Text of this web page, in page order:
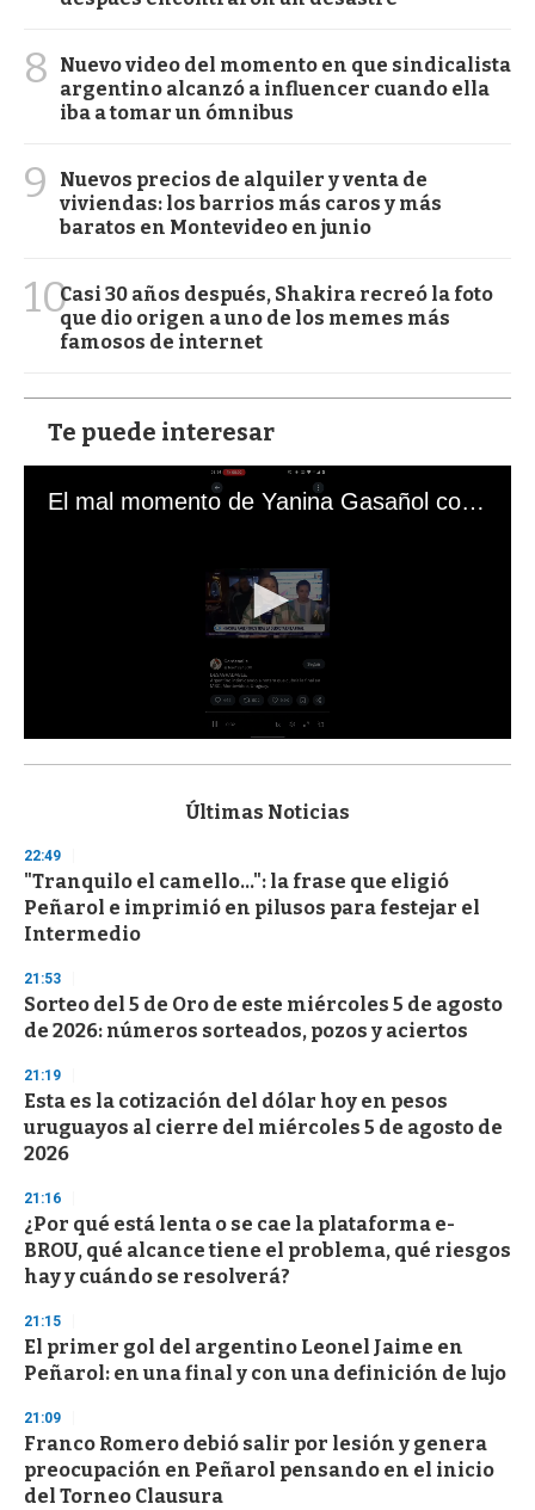
8
Nuevo video del momento en que sindicalista
argentino alcanzó a influencer cuando ella
iba a tomar un ómnibus
9
Nuevos precios de alquiler y venta de
viviendas: los barrios más caros y más
baratos en Montevideo en junio
10Casi 30 años después, Shakira recreó la foto
que dio origen a uno de los memes más
famosos de internet
Te puede interesar
El mal momento de Yanina Gasañol con un hincha argentino en "Subrayado"
s
d
s
o
f
3
s
e
c
o
d
s
Últimas Noticias
22:49
"Tranquilo el camello...": la frase que eligió
Peñarol e imprimió en pilusos para festejar el
Intermedio
21:53
Sorteo del 5 de Oro de este miércoles 5 de agosto
de 2026: números sorteados, pozos y aciertos
21:19
Esta es la cotización del dólar hoy en pesos
uruguayos al cierre del miércoles 5 de agosto de
2026
21:16
¿Por qué está lenta o se cae la plataforma e-
BROU, qué alcance tiene el problema, qué riesgos
hay y cuándo se resolverá?
21:15
El primer gol del argentino Leonel Jaime en
Peñarol: en una final y con una definición de lujo
21:09
Franco Romero debió salir por lesión y genera
preocupación en Peñarol pensando en el inicio
del Torneo Clausura